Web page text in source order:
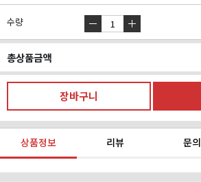
수량
총상품금액
상품정보 리뷰 문의